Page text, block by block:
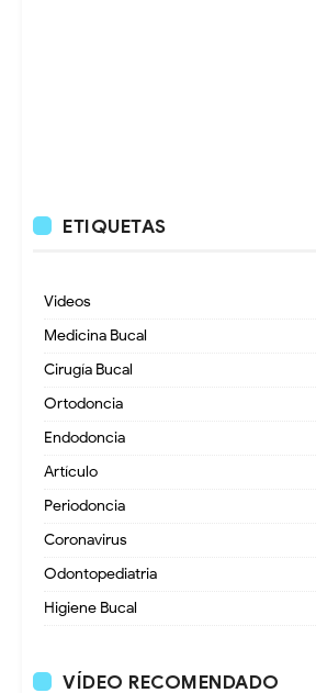
ETIQUETAS
Videos
Medicina Bucal
Cirugía Bucal
Ortodoncia
Endodoncia
Artículo
Periodoncia
Coronavirus
Odontopediatria
Higiene Bucal
VÍDEO RECOMENDADO